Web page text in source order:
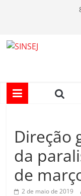
conteúdo
I
S
E
Direção
da
de
2 de maio de 2019